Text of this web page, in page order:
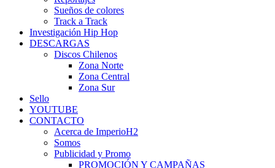
Sueños de colores
Track a Track
Investigación Hip Hop
DESCARGAS
Discos Chilenos
Zona Norte
Zona Central
Zona Sur
Sello
YOUTUBE
CONTACTO
Acerca de ImperioH2
Somos
Publicidad y Promo
PROMOCIÓN Y CAMPAÑAS